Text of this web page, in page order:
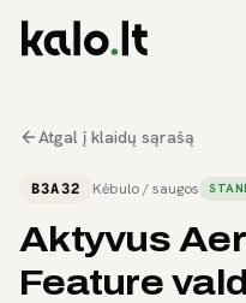
Atgal į klaidų sąrašą
B3A32 Kėbulo / saugos
Aktyvus
Feature